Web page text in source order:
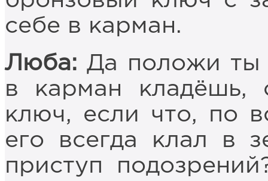
себе в карман.
Люба: Да положи ты
в карман кладёшь,
ключ, если что, по
его всегда клал в
приступ